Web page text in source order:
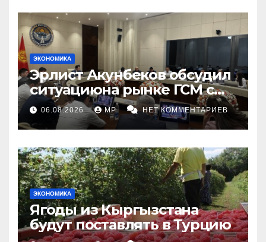
ЭКОНОМИКА
Эрлист Акунбеков обсудил
ситуациюна рынке ГСМ с
топливными компаниями
06.08.2026 MP НЕТ КОММЕНТАРИЕВ
ЭКОНОМИКА
Ягоды из Кыргызстана
будут поставлять в Турцию